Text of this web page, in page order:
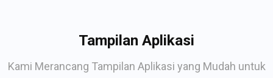
Tampilan Aplikasi
Kami Merancang Tampilan Aplikasi yang Mudah untuk